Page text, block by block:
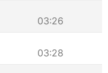
03:26
03:28